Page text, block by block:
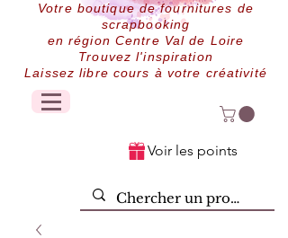
Votre boutique de fournitures de
scrapbooking
en région Centre Val de Loire
Trouvez l'inspiration
Laissez libre cours à votre créativité
Voir les points